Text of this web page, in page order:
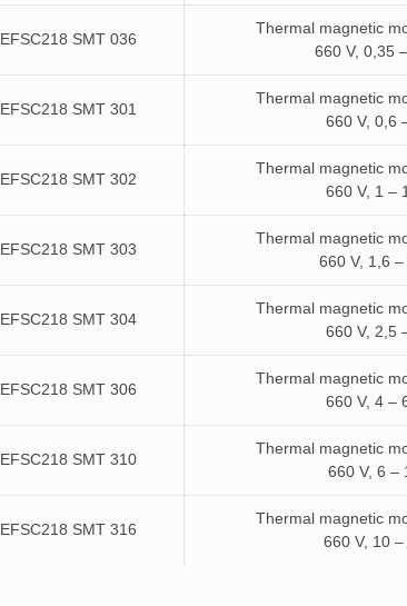
EFSC218 SMT 036
Thermal magnetic
660 V, 0,35
EFSC218 SMT 301
Thermal magnetic
660 V, 0,6
EFSC218 SMT 302
Thermal magnetic
660 V, 1 –
EFSC218 SMT 303
Thermal magnetic
660 V, 1,6 –
EFSC218 SMT 304
Thermal magnetic
660 V, 2,5
EFSC218 SMT 306
Thermal magnetic
660 V, 4 –
EFSC218 SMT 310
Thermal magnetic
660 V, 6 –
EFSC218 SMT 316
Thermal magnetic
660 V, 10 –